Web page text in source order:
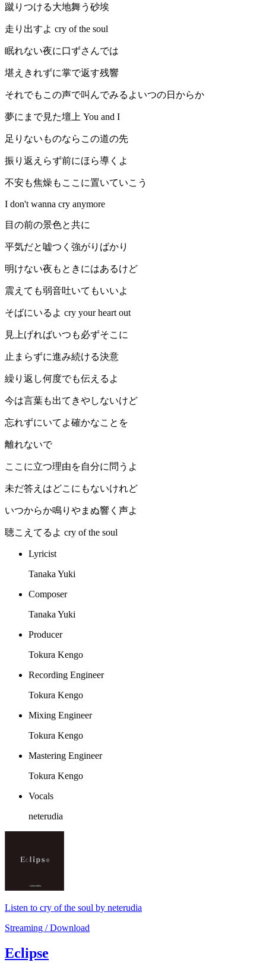
‬‪蹴りつける大地舞う砂埃
‪走り出すよ cry of the soul
‪‬‪眠れない夜に口ずさんでは
堪えきれずに‪掌で返す残響
それでもこの声で叫んでみるよいつの日からか
夢にまで見た壇上 You and I
足りないものならこの道の先
振り返えらず前にほら導くよ
‪不安も焦燥もここに置いていこう
I don't wanna cry anymore
目の前の景色と共に
平気だと嘘つく強がりばかり
明けない夜もときにはあるけど
震えても弱音吐いてもいいよ
そばにいるよ cry your heart out
見上げればいつも必ずそこに
止まらずに進み続ける決意
‪繰り返し何度でも伝えるよ
‪今は言葉も出てきやしないけど
忘れずにいてよ確かなことを
離れないで
ここに立つ理由を自分に問うよ
未だ答えはどこにもないけれど
いつからか鳴りやまぬ響く声よ
聴こえてるよ cry of the soul
Lyricist
Tanaka Yuki
Composer
Tanaka Yuki
Producer
Tokura Kengo
Recording Engineer
Tokura Kengo
Mixing Engineer
Tokura Kengo
Mastering Engineer
Tokura Kengo
Vocals
neterudia
Listen to cry of the soul by neterudia
Streaming / Download
Eclipse